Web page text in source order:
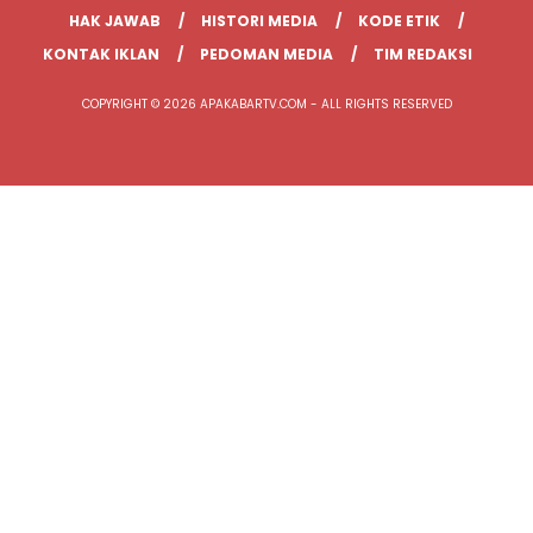
HAK JAWAB HISTORI MEDIA
KODE ETIK
KONTAK IKLAN
PEDOMAN MEDIA TIM REDAKSI
COPYRIGHT © 2026 APAKABARTV.COM - ALL RIGHTS RESERVED